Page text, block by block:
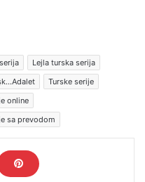
Lejla turska serija
Turske serije
online
sa prevodom